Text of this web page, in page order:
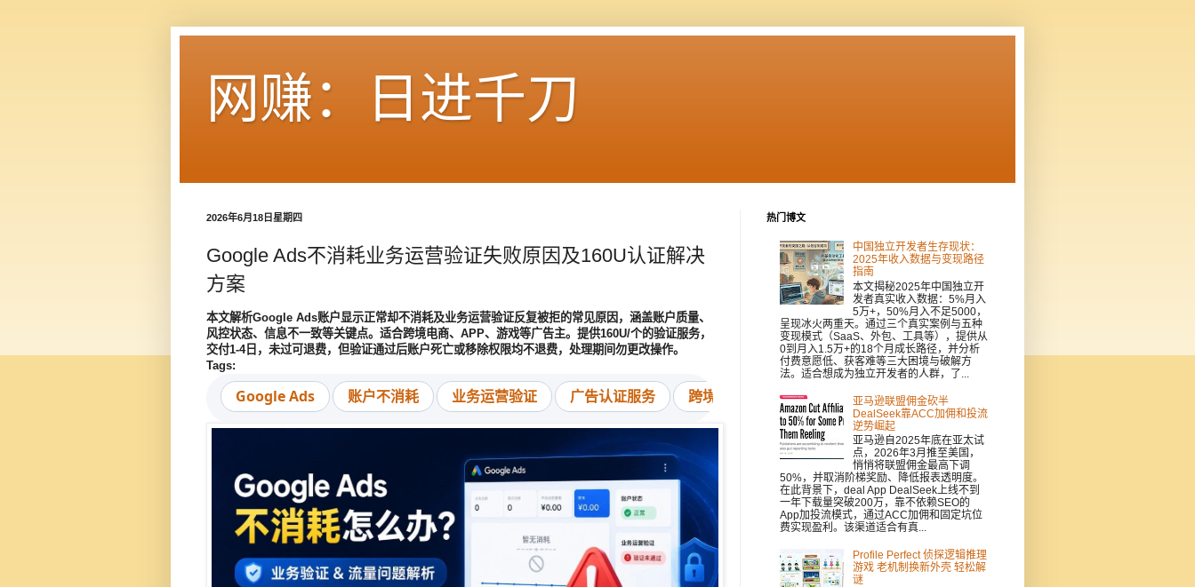
网赚：日进千刀
2026年6月18日星期四
Google Ads不消耗业务运营验证失败原因及160U认证解决
方案
本文解析Google Ads账户显示正常却不消耗及业务运营验证反复被拒的常见原因，涵盖账户质量、
风控状态、信息不一致等关键点。适合跨境电商、APP、游戏等广告主。提供160U/个的验证服务，
交付1-4日，未过可退费，但验证通过后账户死亡或移除权限均不退费，处理期间勿更改操作。
Tags:
Google Ads 账户不消耗 业务运营验证 广告认证服务 跨境营销
热门博文
中国独立开发者生存现状：
2025年收入数据与变现路径
指南
本文揭秘2025年中国独立开
发者真实收入数据：5%月入
5万+，50%月入不足5000，
呈现冰火两重天。通过三个真实案例与五种
变现模式（SaaS、外包、工具等），提供从
0到月入1.5万+的18个月成长路径，并分析
付费意愿低、获客难等三大困境与破解方
法。适合想成为独立开发者的人群，了...
亚马逊联盟佣金砍半
DealSeek靠ACC加佣和投流
逆势崛起
亚马逊自2025年底在亚太试
点，2026年3月推至美国，
悄悄将联盟佣金最高下调
50%，并取消阶梯奖励、降低报表透明度。
在此背景下，deal App DealSeek上线不到
一年下载量突破200万，靠不依赖SEO的
App加投流模式，通过ACC加佣和固定坑位
费实现盈利。该渠道适合有真...
Profile Perfect 侦探逻辑推理
游戏 老机制换新外壳 轻松解
谜